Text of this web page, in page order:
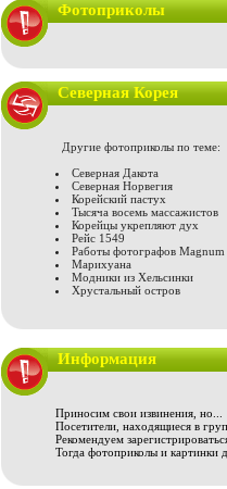
Фотоприколы
Северная Корея
Другие фотоприколы по теме:
Северная Дакота
Северная Норвегия
Корейский пастух
Тысяча восемь массажистов
Корейцы укрепляют дух
Рейс 1549
Работы фотографов Magnum
Марихуана
Модники из Хельсинки
Хрустальный остров
Информация
Приносим свои извинения, но...
Посетители, находящиеся в
Рекомендуем
Тогда фотоприколы и картинки